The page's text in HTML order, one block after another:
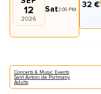
12
2026
Sat2:00 PM
32 €
Concerts & Music Events
Sant Antoni de Portmany
Adults